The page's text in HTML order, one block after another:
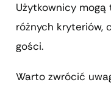
Użytkownicy
różnych kryteriów,
gości.
Warto zwrócić